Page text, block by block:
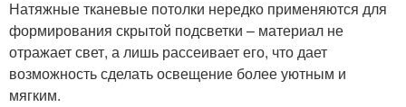
Натяжные тканевые потолки нередко применяются для
формирования скрытой подсветки – материал не
отражает свет, а лишь рассеивает его, что дает
возможность сделать освещение более уютным и
мягким.